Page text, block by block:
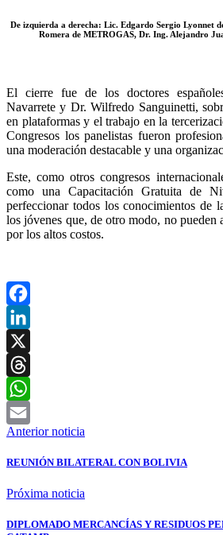
De izquierda a derecha: Lic. Edgardo Sergio Lyonnet
Romera de METROGAS, Dr. Ing. Alejandro
El cierre fue de los doctores
Navarrete y Dr. Wilfredo Sanguinetti,
en plataformas y el trabajo en la
Congresos los panelistas fueron
una moderación destacable y una
Este, como otros congresos
como una Capacitación Gratuita de
perfeccionar todos los conocimientos de
los jóvenes que, de otro modo, no pueden
por los altos costos.
Facebook
LinkedIn
X
Threads
WhatsApp
Email
Anterior noticia
REUNIÓN BILATERAL CON BOLIVIA
Próxima noticia
DIPLOMADO MERCANCÍAS Y RESIDUOS